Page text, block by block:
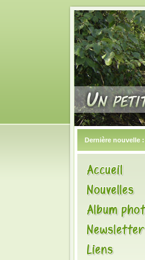
Dernière nouvelle :